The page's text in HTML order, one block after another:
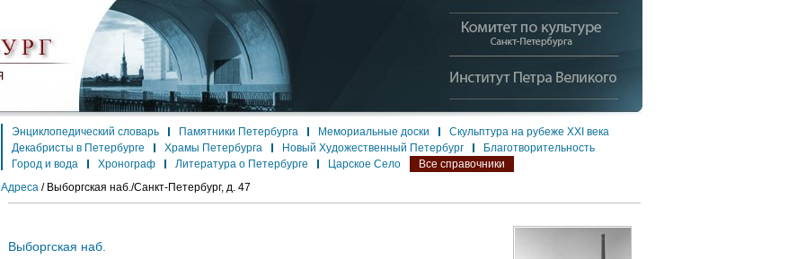
Энциклопедический словарь Памятники Петербурга Мемориальные доски
Скульптура на рубеже XXI века
Декабристы в Петербурге
Храмы Петербурга Новый Художественный Петербург
Благотворительность
Город и вода
Хронограф Литература о Петербурге Царское Село
Все справочники
Адреса / Выборгская наб./Санкт-Петербург, д. 47
Выборгская наб.